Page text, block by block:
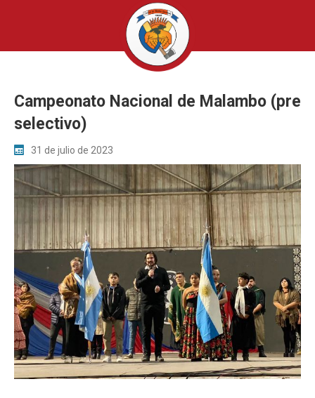
Campeonato Nacional de Malambo (pre
selectivo)
31 de julio de 2023